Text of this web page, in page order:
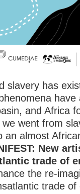
slavery has
and Africa
went from
an almost
New
trade of
the re-
trade of